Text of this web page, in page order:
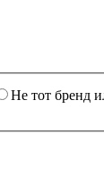
Не тот бренд